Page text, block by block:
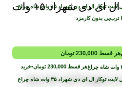
ترب‌پی بدون کارمزد
پنل فول لایت توکار ال ای دی شهراد ۱۵ وات
هر قسط 230,000 تومان
هر قسط 230,000 تومان•خرید